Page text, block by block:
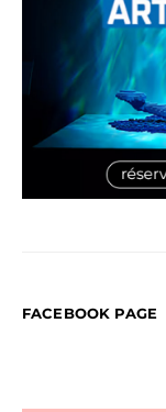
FACEBOOK PAGE